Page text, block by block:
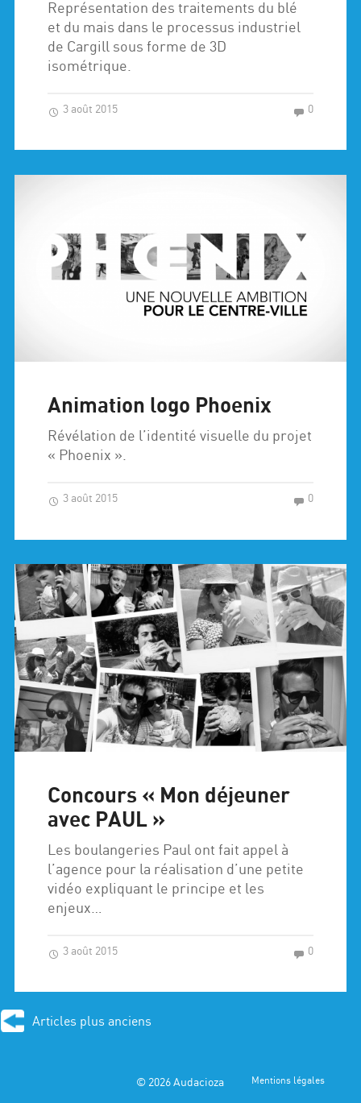
Représentation des traitements du blé
et du mais dans le processus industriel
de Cargill sous forme de 3D
isométrique.
3 août 2015 0
Animation logo Phoenix
Révélation de l’identité visuelle du projet
« Phoenix ».
3 août 2015 0
Concours « Mon déjeuner
avec PAUL »
Les boulangeries Paul ont fait appel à
l’agence pour la réalisation d’une petite
vidéo expliquant le principe et les
enjeux…
3 août 2015 0
Articles plus anciens
© 2026Audacioza Mentions légales